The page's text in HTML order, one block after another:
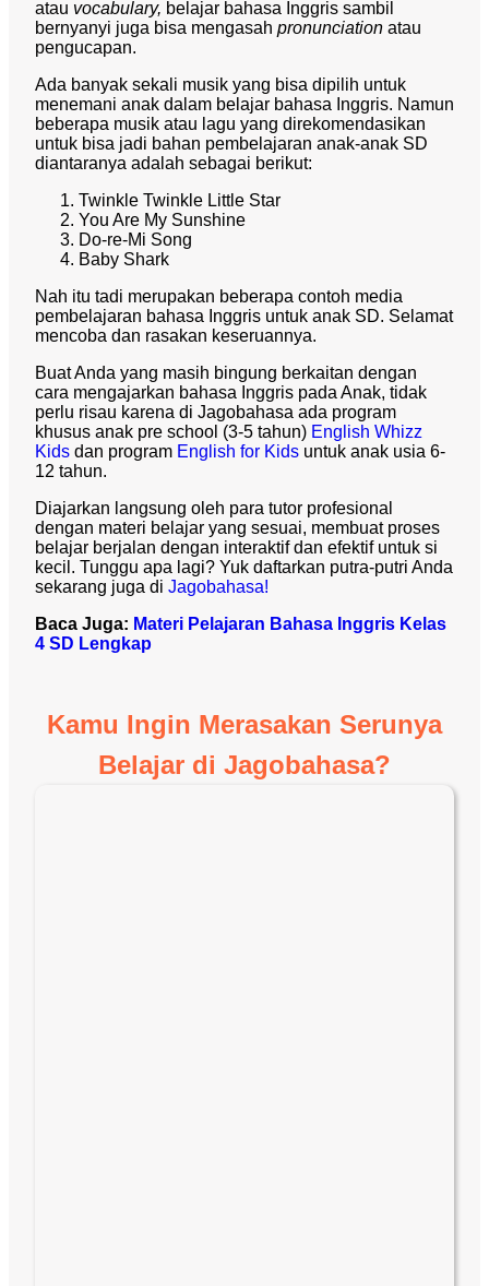
atau vocabulary, belajar bahasa Inggris sambil
bernyanyi juga bisa mengasah pronunciation atau
pengucapan.
Ada banyak sekali musik yang bisa dipilih untuk
menemani anak dalam belajar bahasa Inggris. Namun
beberapa musik atau lagu yang direkomendasikan
untuk bisa jadi bahan pembelajaran anak-anak SD
diantaranya adalah sebagai berikut:
Twinkle Twinkle Little Star
You Are My Sunshine
Do-re-Mi Song
Baby Shark
Nah itu tadi merupakan beberapa contoh media
pembelajaran bahasa Inggris untuk anak SD. Selamat
mencoba dan rasakan keseruannya.
Buat Anda yang masih bingung berkaitan dengan
cara mengajarkan bahasa Inggris pada Anak, tidak
perlu risau karena di Jagobahasa ada program
khusus anak pre school (3-5 tahun) English Whizz
Kids dan program English for Kids untuk anak usia 6-
12 tahun.
Diajarkan langsung oleh para tutor profesional
dengan materi belajar yang sesuai, membuat proses
belajar berjalan dengan interaktif dan efektif untuk si
kecil. Tunggu apa lagi? Yuk daftarkan putra-putri Anda
sekarang juga di Jagobahasa!
Baca Juga: Materi Pelajaran Bahasa Inggris Kelas
4 SD Lengkap
Kamu Ingin Merasakan Serunya
Belajar di Jagobahasa?